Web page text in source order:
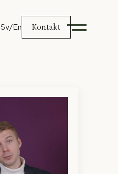
Sv/En Kontakt